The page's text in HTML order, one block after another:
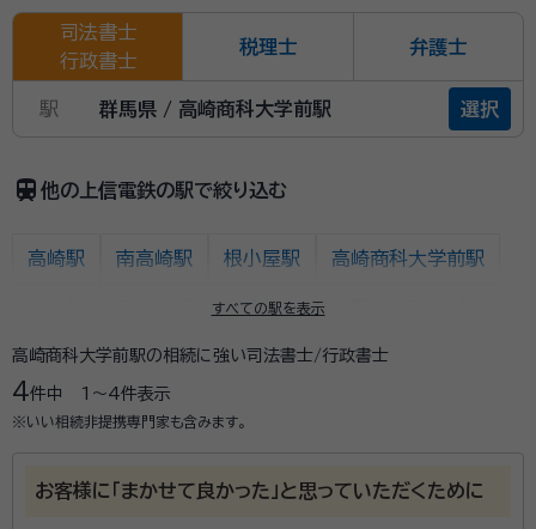
司法書士
行政書士
税理士 弁護士
駅 群馬県 / 高崎商科大学前駅 選択
train 他の上信電鉄の駅で絞り込む
すべての駅を表示
高崎駅 南高崎駅 根小屋駅 高崎商科大学前駅
馬庭駅 吉井駅
上州新屋駅 上州福島駅 東富岡駅
高崎商科大学前駅の相続に強い司法書士/行政書士
4件中 1〜4件表示
※いい相続非提携専門家も含みます。
お客様に「まかせて良かった」と思っていただくために